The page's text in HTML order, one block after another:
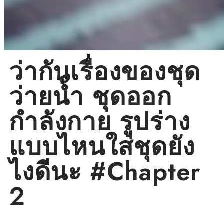
ว่ากันเรื่องของชุด
ว่ายน้ำ ชุดออก
กำลังกาย รูปร่าง
แบบไหนใส่ชุดยัง
ไงดีนะ #Chapter
2